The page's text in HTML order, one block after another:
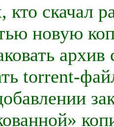
кто скачал
новую
torrent-